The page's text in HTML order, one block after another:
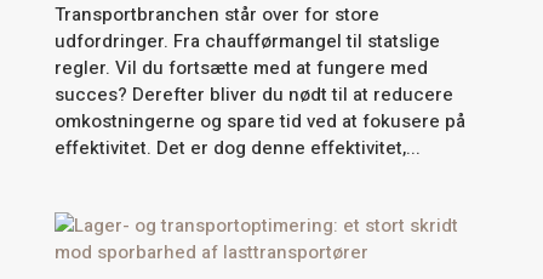
Transportbranchen står over for store
udfordringer. Fra chaufførmangel til statslige
regler. Vil du fortsætte med at fungere med
succes? Derefter bliver du nødt til at reducere
omkostningerne og spare tid ved at fokusere på
effektivitet. Det er dog denne effektivitet,...